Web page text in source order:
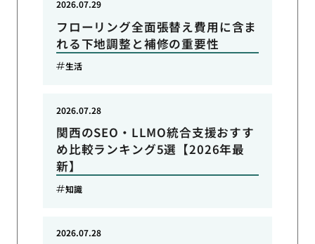
フローリング全面張替え費用に含ま
れる下地調整と補修の重要性
2026.07.29
生活
関西のSEO・LLMO統合支援おすす
め比較ランキング5選【2026年最
新】
2026.07.28
知識
2026.07.28